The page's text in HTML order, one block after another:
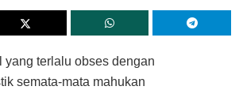
yang terlalu obses dengan
semata-mata mahukan